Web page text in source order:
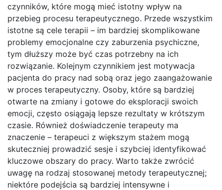
czynników, które mogą mieć istotny wpływ na
przebieg procesu terapeutycznego. Przede wszystkim
istotne są cele terapii – im bardziej skomplikowane
problemy emocjonalne czy zaburzenia psychiczne,
tym dłuższy może być czas potrzebny na ich
rozwiązanie. Kolejnym czynnikiem jest motywacja
pacjenta do pracy nad sobą oraz jego zaangażowanie
w proces terapeutyczny. Osoby, które są bardziej
otwarte na zmiany i gotowe do eksploracji swoich
emocji, często osiągają lepsze rezultaty w krótszym
czasie. Również doświadczenie terapeuty ma
znaczenie – terapeuci z większym stażem mogą
skuteczniej prowadzić sesje i szybciej identyfikować
kluczowe obszary do pracy. Warto także zwrócić
uwagę na rodzaj stosowanej metody terapeutycznej;
niektóre podejścia są bardziej intensywne i